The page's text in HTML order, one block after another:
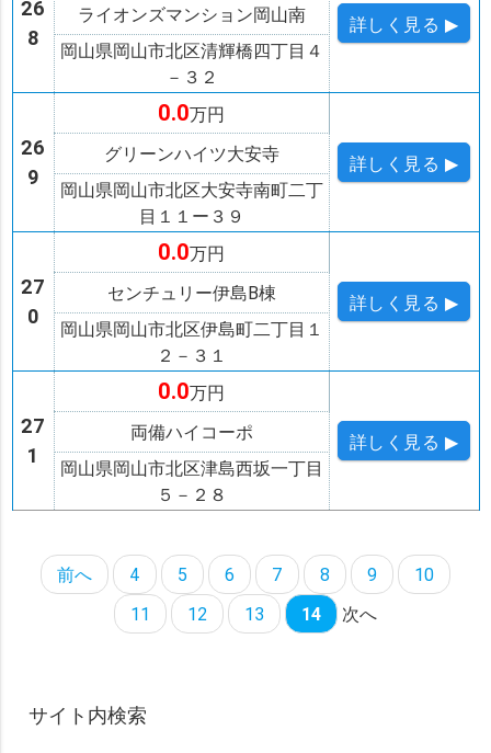
26
8
詳しく 見る ▶
ライオンズマンション岡山南
岡山県岡山市北区清輝橋四丁目４
－３２
26
9
0.0万円
詳しく 見る ▶
グリーンハイツ大安寺
岡山県岡山市北区大安寺南町二丁
目１１ー３９
27
0
0.0万円
詳しく 見る ▶
センチュリー伊島B棟
岡山県岡山市北区伊島町二丁目１
２－３１
27
1
0.0万円
詳しく 見る ▶
両備ハイコーポ
岡山県岡山市北区津島西坂一丁目
５－２８
前へ 4 5 6 7 8 9
10
11
12 13 14 次へ
サイト内検索